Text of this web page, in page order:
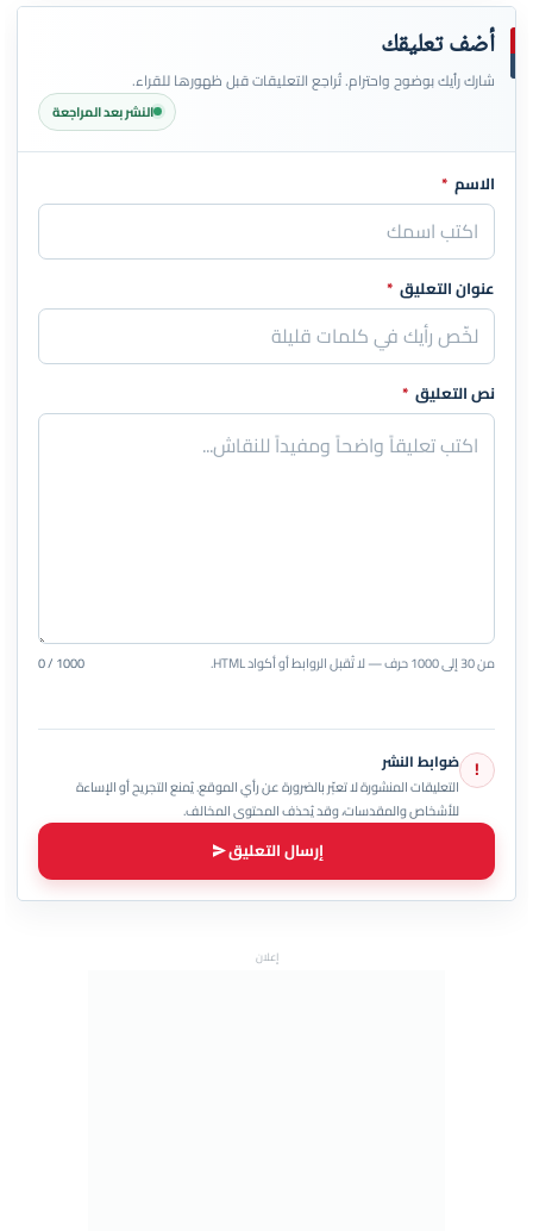
أضف تعليقك
شارك رأيك بوضوح واحترام. تُراجع التعليقات قبل ظهورها للقراء.
النشر بعد المراجعة
اترك هذا الحقل فارغاً
الاسم *
عنوان التعليق *
نص التعليق *
من 30 إلى 1000 حرف — لا تُقبل الروابط أو أكواد HTML. 0 / 1000
! ضوابط النشر
التعليقات المنشورة لا تعبّر بالضرورة عن رأي الموقع. يُمنع التجريح أو الإساءة
للأشخاص والمقدسات، وقد يُحذف المحتوى المخالف.
إرسال التعليق
إعلان